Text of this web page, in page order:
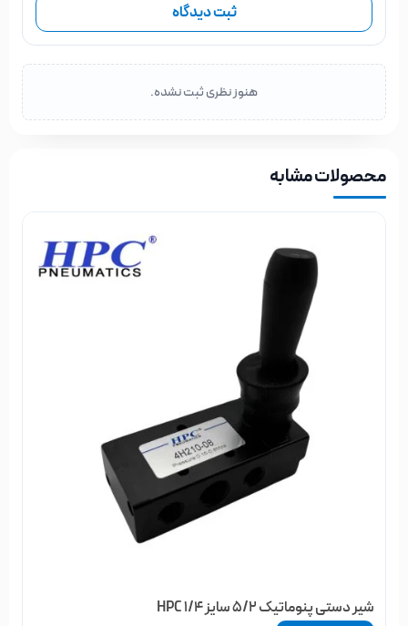
ثبت دیدگاه
هنوز نظری ثبت نشده.
محصولات مشابه
شیر دستی پنوماتیک 5/2 سایز 1/4 HPC